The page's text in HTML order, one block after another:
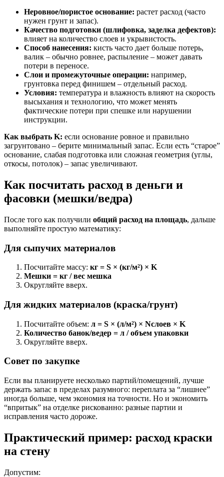
Неровное/пористое основание: растет расход (часто
нужен грунт и запас).
Качество подготовки (шлифовка, заделка дефектов):
влияет на количество слоев и укрывистость.
Способ нанесения: кисть часто дает больше потерь,
валик – обычно ровнее, распыление – может давать
потери в переносе.
Слои и промежуточные операции: например,
грунтовка перед финишем – отдельный расход.
Условия: температура и влажность влияют на скорость
высыхания и технологию, что может менять
фактические потери при спешке или нарушении
инструкции.
Как выбрать K: если основание ровное и правильно
загрунтовано – берите минимальный запас. Если есть “старое”
основание, слабая подготовка или сложная геометрия (углы,
откосы, потолок) – запас увеличивают.
Как посчитать расход в деньги и
фасовки (мешки/ведра)
После того как получили общий расход на площадь, дальше
выполняйте простую математику:
Для сыпучих материалов
Посчитайте массу: кг = S × (кг/м²) × K
Мешки = кг / вес мешка
Округляйте вверх.
Для жидких материалов (краска/грунт)
Посчитайте объем: л = S × (л/м²) × Nслоев × K
Количество банок/ведер = л / объем упаковки
Округляйте вверх.
Совет по закупке
Если вы планируете несколько партий/помещений, лучше
держать запас в пределах разумного: переплата за “лишнее”
иногда больше, чем экономия на точности. Но и экономить
“впритык” на отделке рискованно: разные партии и
исправления часто дороже.
Практический пример: расход краски
на стену
Допустим: